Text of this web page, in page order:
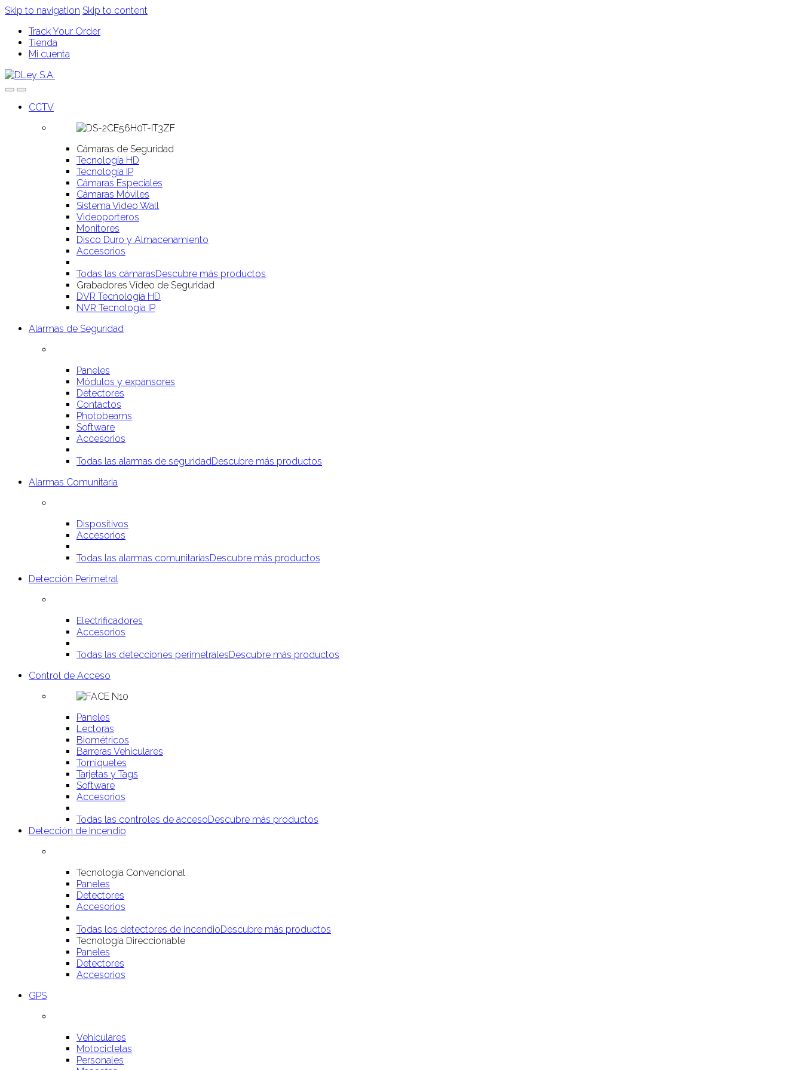
Skip to navigation Skip to content
Track Your Order
Tienda
Mi cuenta
CCTV
Cámaras de Seguridad
Tecnología HD
Tecnología IP
Cámaras Especiales
Cámaras Móviles
Sistema Video Wall
Videoporteros
Monitores
Disco Duro y Almacenamiento
Accesorios
Todas las cámarasDescubre más productos
Grabadores Vídeo de Seguridad
DVR Tecnología HD
NVR Tecnología IP
Alarmas de Seguridad
Paneles
Módulos y expansores
Detectores
Contactos
Photobeams
Software
Accesorios
Todas las alarmas de seguridadDescubre más productos
Alarmas Comunitaria
Dispositivos
Accesorios
Todas las alarmas comunitariasDescubre más productos
Detección Perimetral
Electrificadores
Accesorios
Todas las detecciones perimetralesDescubre más productos
Control de Acceso
Paneles
Lectoras
Biométricos
Barreras Vehiculares
Torniquetes
Tarjetas y Tags
Software
Accesorios
Todas las controles de accesoDescubre más productos
Detección de Incendio
Tecnología Convencional
Paneles
Detectores
Accesorios
Todas los detectores de incendioDescubre más productos
Tecnología Direccionable
Paneles
Detectores
Accesorios
GPS
Vehiculares
Motocicletas
Personales